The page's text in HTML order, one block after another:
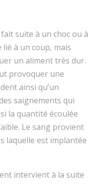
suite à un choc ou à
à un coup, mais
un aliment très dur.
provoquer une
ainsi qu’un
saignements qui
la quantité écoulée
Le sang provient
laquelle est implantée
intervient à la suite